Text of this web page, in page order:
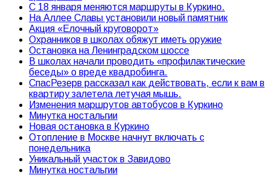
С 18 января меняются маршруты в Куркино.
На Аллее Славы установили новый памятник
Акция «Елочный круговорот»
Охранников в школах обяжут иметь оружие
Остановка на Ленинградском шоссе
В школах начали проводить «профилактические
беседы» о вреде квадробинга.
СпасРезерв рассказал как действовать, если к вам в
квартиру залетела летучая мышь.
Изменения маршрутов автобусов в Куркино
Минутка ностальгии
Новая остановка в Куркино
Отопление в Москве начнут включать с
понедельника
Уникальный участок в Завидово
Минутка ностальгии